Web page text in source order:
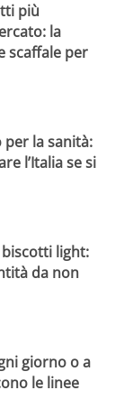
più
la
scaffale per
la sanità:
l’Italia se si
light:
da non
giorno o a
le linee